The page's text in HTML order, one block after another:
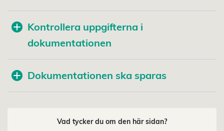
Kontrollera uppgifterna i
dokumentationen
Dokumentationen ska sparas
Vad tycker du om den här sidan?